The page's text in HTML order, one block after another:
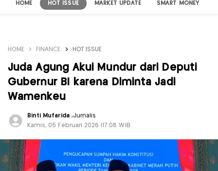
HOME HOT ISSUE MARKET UPDATE SMART MONEY
HOME FINANCE HOT ISSUE
Juda Agung Akui Mundur dari Deputi
Gubernur BI karena Diminta Jadi
Wamenkeu
Binti Mufarida ,Jurnalis
Kamis, 05 Februari 2026 |17:08 WIB